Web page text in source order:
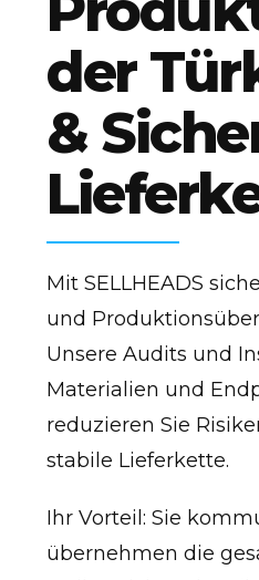
der
&
Mit SELLHEADS
und
Unsere Audits und
Materialien und
reduzieren Sie
stabile Lieferkette.
Ihr Vorteil: Sie
übernehmen die